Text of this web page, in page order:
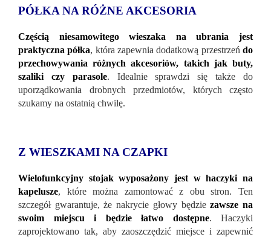
PÓŁKA NA RÓŻNE AKCESORIA
Częścią niesamowitego wieszaka na ubrania jest
praktyczna półka, która zapewnia dodatkową przestrzeń do
przechowywania różnych akcesoriów, takich jak buty,
szaliki czy parasole. Idealnie sprawdzi się także do
uporządkowania drobnych przedmiotów, których często
szukamy na ostatnią chwilę.
Z WIESZKAMI NA CZAPKI
Wielofunkcyjny stojak wyposażony jest w haczyki na
kapelusze, które można zamontować z obu stron. Ten
szczegół gwarantuje, że nakrycie głowy będzie zawsze na
swoim miejscu i będzie łatwo dostępne. Haczyki
zaprojektowano tak, aby zaoszczędzić miejsce i zapewnić